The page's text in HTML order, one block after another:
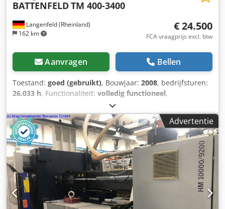
Langenfeld (Rheinland)
162 km
BATTENFELDTM 400-3400
€ 24.500
FCA vraagprijs excl. btw
Aanvragen Bellen
Toestand: goed (gebruikt), Bouwjaar: 2008, bedrijfsturen:
26.033 h, Functionaliteit: volledig functioneel,
, schroefdiameter:
cilinderinhoud:1.657 cm³, injectiedruk:2.022 bar, totale
lengte:7.200 mm, totale breedte:1.750 mm , totale hoogte:
2.420 mm, totaalgewicht:16.400 kg, Sluitkracht: 4000 kN
Kolomafstand h x v: 710 x 710 mm Platenafmeting h x v:
1010 x 1010 mm Inbouwhoogte min.: 300 mm
Inbouwhoogte max.: 710 mm Max. platenafstand: 1380 mm
Openingsslag: 670 mm Schroefdiameter: 75 mm
Slagvolume: 1657 ccm Spuitdruk: 2022 bar Uitrusting
Meertalige schermtekst CEE-stopcontact 16A Hydraulische
Advertentie